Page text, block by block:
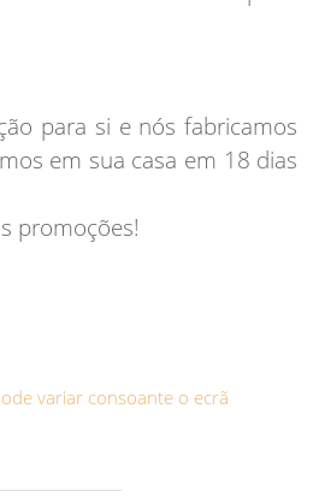
para si e nós fabricamos
em sua casa em 18 dias
promoções!
variar consoante o ecrã